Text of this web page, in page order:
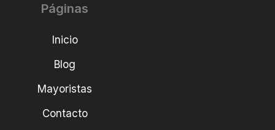
Páginas
Inicio
Blog
Mayoristas
Contacto